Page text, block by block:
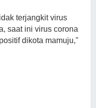
terjangkit virus
saat ini virus corona
dikota mamuju,"